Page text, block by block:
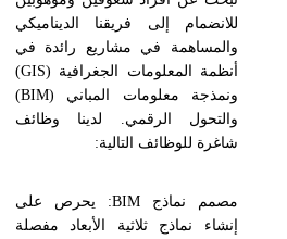
للانضمام إلى فريقنا الديناميكي
والمساهمة في مشاريع رائدة في
أنظمة المعلومات الجغرافية (GIS)
ونمذجة معلومات المباني (BIM)
والتحول الرقمي. لدينا وظائف
شاغرة للوظائف التالية:
مصمم نماذج BIM: يحرص على
إنشاء نماذج ثلاثية الأبعاد مفصلة